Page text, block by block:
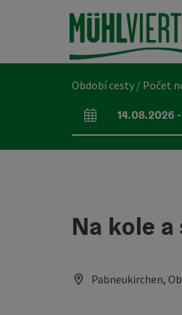
Accesskey
[0]
Navigace Accesskey
[1]
Začátek stránky Accesskey
[2]
Období cesty /
Pole příjezdu a
14.08.2026-
Na kole
Pabneukirchen,